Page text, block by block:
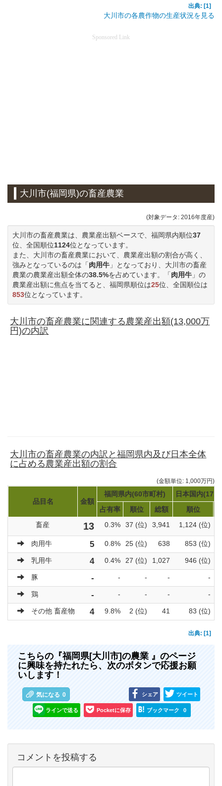
出典: [1]
大川市の各農作物の生産状況を見る
Sponsored Link
大川市(福岡県)の畜産農業
(対象データ: 2016年度産)
大川市の畜産農業は、農業産出額ベースで、福岡県内順位37
位、全国順位1124位となっています。
また、大川市の畜産農業において、農業産出額の割合が高く、
強みとなっているのは「肉用牛 」となっており、大川市の畜産
農業の農業産出額全体の38.5%を占めています。「肉用牛 」の
農業産出額に焦点を当てると、福岡県順位は25位、全国順位は
853位となっています。
大川市の畜産農業に関連する農業産出額(13,000万
円)の内訳
大川市の畜産農業の内訳と福岡県内及び日本全体
に占める農業産出額の割合
(金額単位: 1,000万円)
品目名 金額
福岡県内(60市町村)
日本国内
占有率
順位 総額
順位
畜産
13 0.3% 37 (位) 3,941 1,124 (位)
肉用牛 5 0.8% 25 (位) 638 853 (位)
乳用牛 4 0.4% 27 (位) 1,027 946 (位)
豚 - - - - -
鶏 - - - - -
その他 畜産物 4 9.8% 2 (位) 41 83 (位)
出典: [1]
こちらの『福岡県[大川市]の農業 』のページ
に興味を持たれたら、次のボタンで応援お願
いします！
気になる 0 シェア ツイート
ラインで送る Pocketに保存 ブックマーク 0
コメントを投稿する